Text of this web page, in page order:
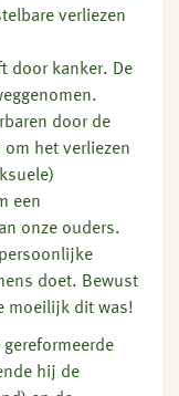
verliezen
door kanker. De
door de
het verliezen
een
onze ouders.
doet. Bewust
moeilijk dit was!
hij de